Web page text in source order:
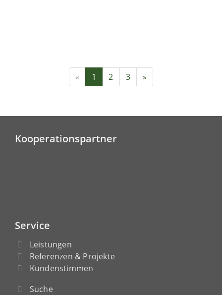
« 1 2 3 »
Kooperationspartner
Service
Leistungen
Referenzen & Projekte
Kundenstimmen
Suche